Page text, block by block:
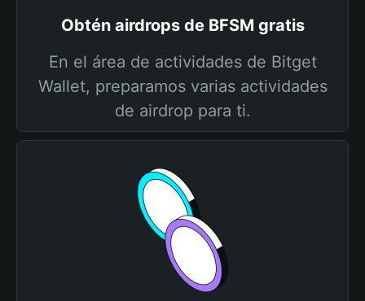
Obtén airdrops de BFSM gratis
En el área de actividades de Bitget
Wallet, preparamos varias actividades
de airdrop para ti.